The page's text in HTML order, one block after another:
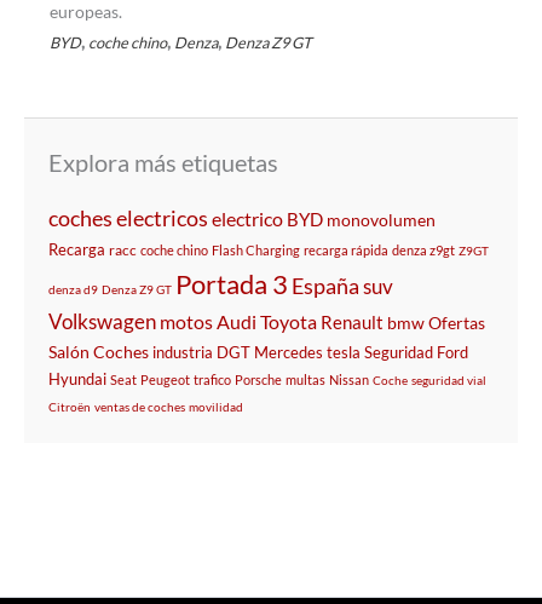
europeas.
BYD, coche chino, Denza, Denza Z9 GT
Explora más etiquetas
coches electricos electrico BYD monovolumen
Recarga racc coche chino Flash Charging recarga rápida denza z9gt Z9GT
denza d9 Denza Z9 GT Portada 3 Españasuv
Volkswagen motosAudi Toyota Renault bmwOfertas
Salón Coches industria DGT Mercedes tesla Seguridad Ford
Hyundai Seat Peugeot trafico Porsche multas Nissan Coche seguridad vial
Citroën ventas de coches movilidad